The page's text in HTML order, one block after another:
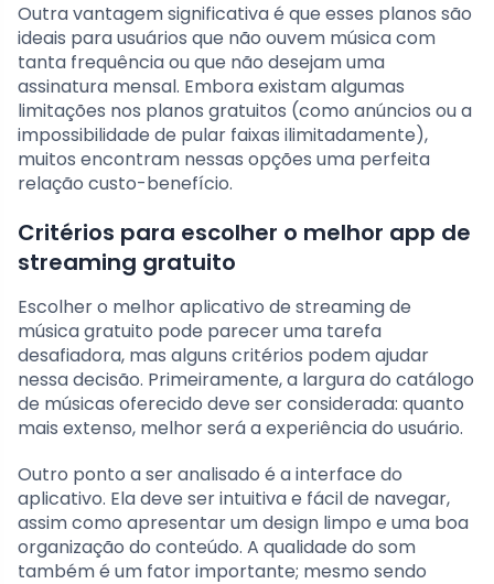
Outra vantagem significativa é que esses planos são
ideais para usuários que não ouvem música com
tanta frequência ou que não desejam uma
assinatura mensal. Embora existam algumas
limitações nos planos gratuitos (como anúncios ou a
impossibilidade de pular faixas ilimitadamente),
muitos encontram nessas opções uma perfeita
relação custo-benefício.
Critérios para escolher o melhor app de
streaming gratuito
Escolher o melhor aplicativo de streaming de
música gratuito pode parecer uma tarefa
desafiadora, mas alguns critérios podem ajudar
nessa decisão. Primeiramente, a largura do catálogo
de músicas oferecido deve ser considerada: quanto
mais extenso, melhor será a experiência do usuário.
Outro ponto a ser analisado é a interface do
aplicativo. Ela deve ser intuitiva e fácil de navegar,
assim como apresentar um design limpo e uma boa
organização do conteúdo. A qualidade do som
também é um fator importante; mesmo sendo